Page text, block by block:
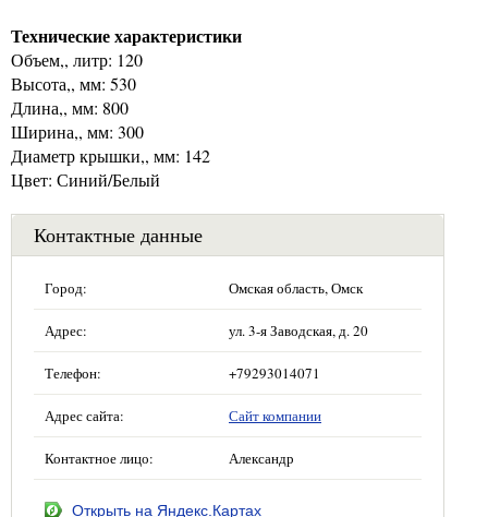
Технические характеристики
Объем,, литр: 120
Высота,, мм: 530
Длина,, мм: 800
Ширина,, мм: 300
Диаметр крышки,, мм: 142
Цвет: Синий/Белый
Контактные данные
Город: Омская область, Омск
Адрес: ул. 3-я Заводская, д. 20
Телефон: +79293014071
Адрес сайта: Сайт компании
Контактное лицо: Александр
Открыть на Яндекс.Картах